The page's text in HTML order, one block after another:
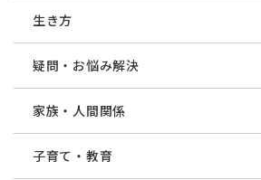
生き方
疑問・お悩み解決
家族・人間関係
子育て・教育